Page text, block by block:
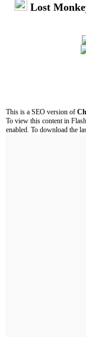
Lost
This is a SEO version of
To view this content in
enabled. To download the